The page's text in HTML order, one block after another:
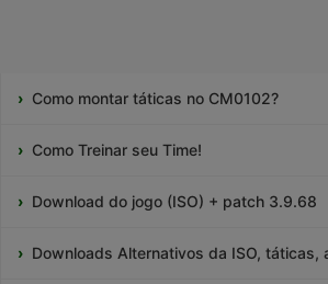
Como montar táticas no CM0102?
Como Treinar seu Time!
Download do jogo (ISO) + patch 3.9.68
Downloads Alternativos da ISO, táticas,